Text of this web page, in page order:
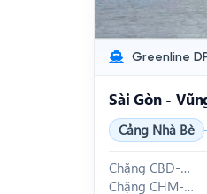
Greenline
Sài Gòn -
Cảng Nhà Bè
Chặng CBĐ-
CHM
Chặng CHM-